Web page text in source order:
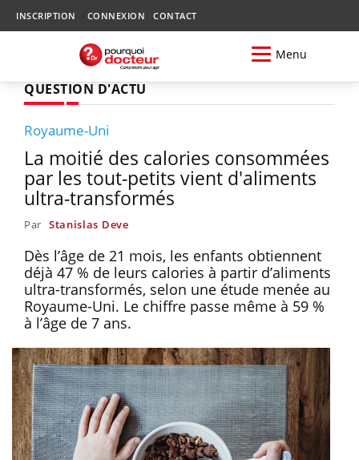
INSCRIPTION CONNEXION CONTACT
Menu
QUESTION D'ACTU
Royaume-Uni
La moitié des calories consommées
par les tout-petits vient d'aliments
ultra-transformés
Par Stanislas Deve
Dès l’âge de 21 mois, les enfants obtiennent
déjà 47 % de leurs calories à partir d’aliments
ultra-transformés, selon une étude menée au
Royaume-Uni. Le chiffre passe même à 59 %
à l’âge de 7 ans.